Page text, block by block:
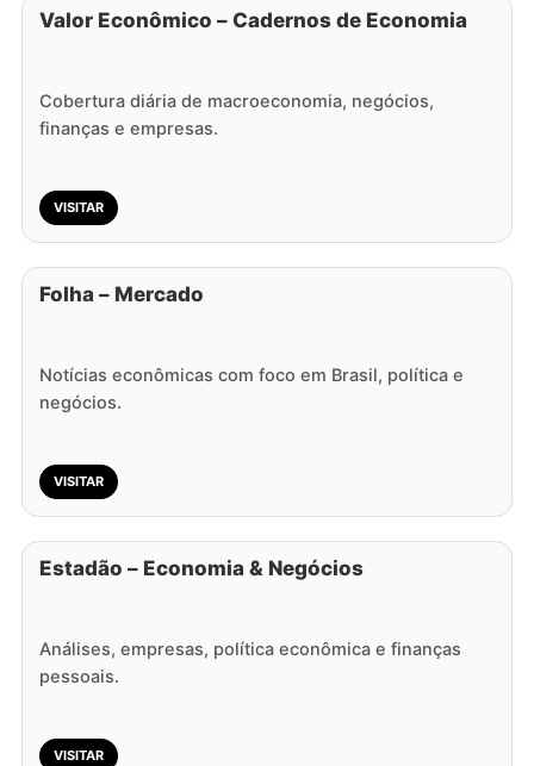
Valor Econômico – Cadernos de Economia
Cobertura diária de macroeconomia, negócios,
finanças e empresas.
VISITAR
Folha – Mercado
Notícias econômicas com foco em Brasil, política e
negócios.
VISITAR
Estadão – Economia & Negócios
Análises, empresas, política econômica e finanças
pessoais.
VISITAR